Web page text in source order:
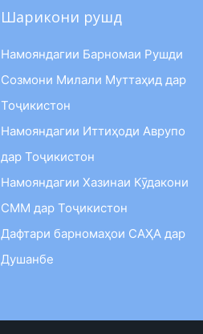
Шарикони рушд
Намояндагии Барномаи Рушди
Созмони Милали Муттаҳид дар
Тоҷикистон
Намояндагии Иттиҳоди Аврупо
дар Тоҷикистон
Намояндагии Хазинаи Кӯдакони
СММ дар Тоҷикистон
Дафтари барномаҳои САҲА дар
Душанбе